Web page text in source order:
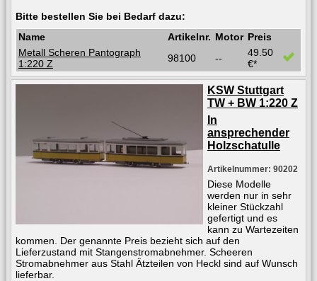
Bitte bestellen Sie bei Bedarf dazu:
Name
Artikelnr. Motor Preis
Metall Scheren Pantograph
1:220 Z
98100 --
49.50
€*
KSW Stuttgart
TW + BW 1:220 Z
In
ansprechender
Holzschatulle
Artikelnummer: 90202
Diese Modelle
werden nur in sehr
kleiner Stückzahl
gefertigt und es
kann zu Wartezeiten
kommen. Der genannte Preis bezieht sich auf den
Lieferzustand mit Stangenstromabnehmer. Scheeren
Stromabnehmer aus Stahl Ätzteilen von Heckl sind auf Wunsch
lieferbar.